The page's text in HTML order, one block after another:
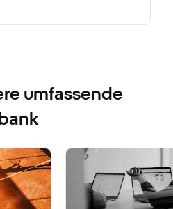
umfassende